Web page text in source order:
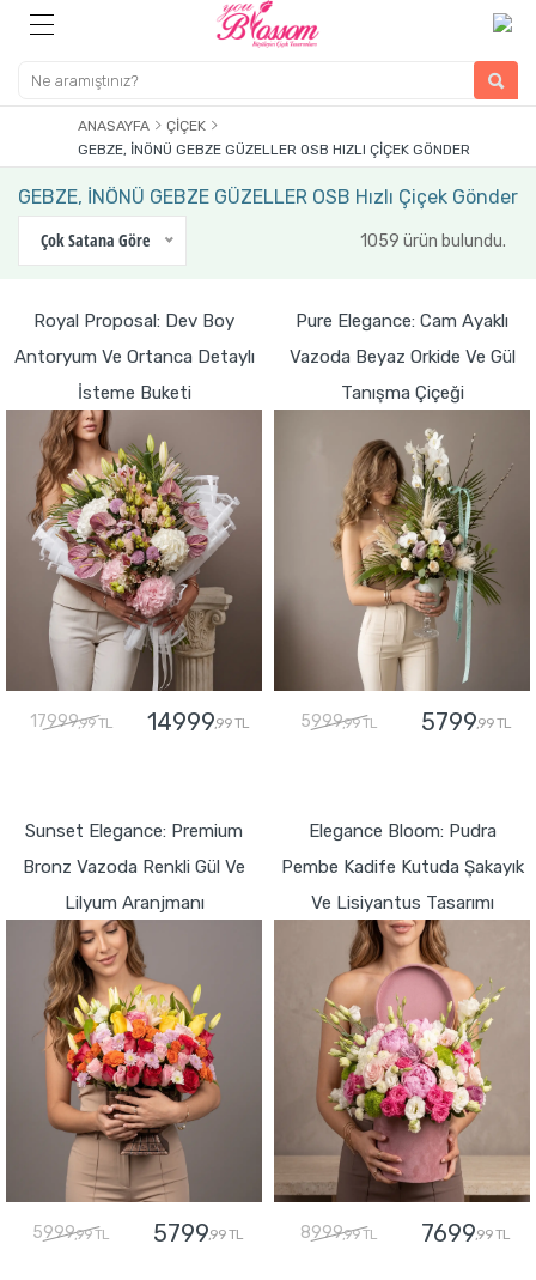
ANASAYFA
ÇIÇEK
GEBZE, İNÖNÜ GEBZE GÜZELLER OSB HIZLI ÇIÇEK GÖNDER
GEBZE, İNÖNÜ GEBZE GÜZELLER OSB Hızlı Çiçek Gönder
Çok Satana Göre
1059 ürün bulundu.
Royal Proposal: Dev Boy
Antoryum Ve Ortanca Detaylı
İsteme Buketi
17999,99 TL 14999,99 TL
Pure Elegance: Cam Ayaklı
Vazoda Beyaz Orkide Ve Gül
Tanışma Çiçeği
5999,99 TL 5799,99 TL
Sunset Elegance: Premium
Bronz Vazoda Renkli Gül Ve
Lilyum Aranjmanı
5999,99 TL 5799,99 TL
Elegance Bloom: Pudra
Pembe Kadife Kutuda Şakayık
Ve Lisiyantus Tasarımı
8999,99 TL 7699,99 TL